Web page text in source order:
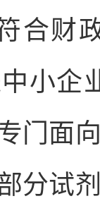
合财
中小
门面
分试